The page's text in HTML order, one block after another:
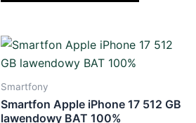
Smartfony
Smartfon Apple iPhone 17 512 GB
lawendowy BAT 100%